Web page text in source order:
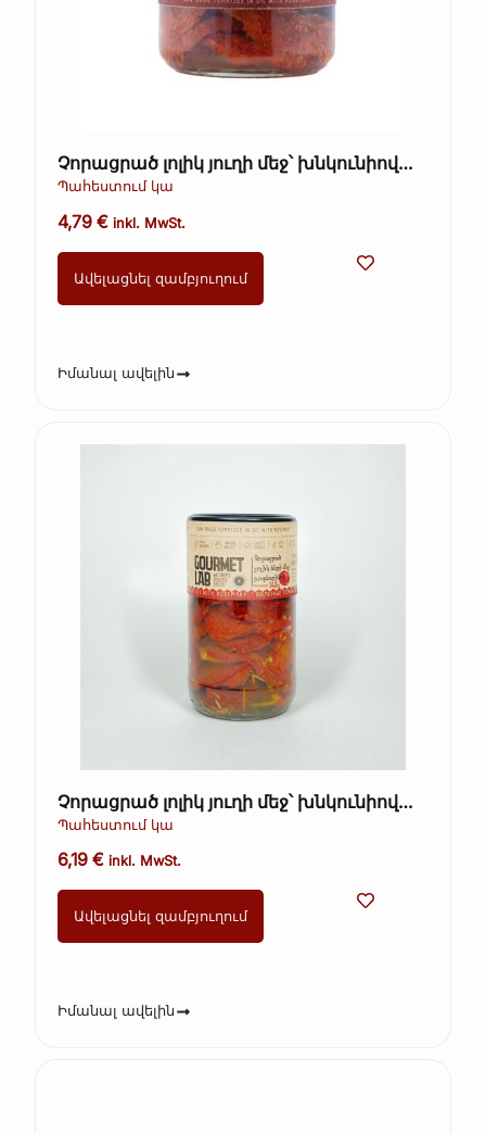
Չորացրած լոլիկ յուղի մեջ՝ խնկունիով
Gourmet Lab 200 գ
Պահեստում կա
4,79€ inkl. MwSt.
Ավելացնել զամբյուղում
Իմանալ ավելին
Չորացրած լոլիկ յուղի մեջ՝ խնկունիով
Gourmet Lab 340 գ
Պահեստում կա
6,19€ inkl. MwSt.
Ավելացնել զամբյուղում
Իմանալ ավելին